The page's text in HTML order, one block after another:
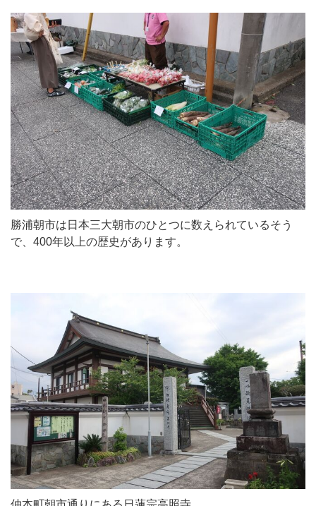
勝浦朝市は日本三大朝市のひとつに数えられているそう
で、400年以上の歴史があります。